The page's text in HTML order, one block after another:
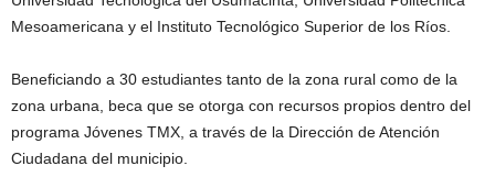
Mesoamericana y el Instituto Tecnológico Superior de los Ríos.
Beneficiando a 30 estudiantes tanto de la zona rural como de la
zona urbana, beca que se otorga con recursos propios dentro del
programa Jóvenes TMX, a través de la Dirección de Atención
Ciudadana del municipio.